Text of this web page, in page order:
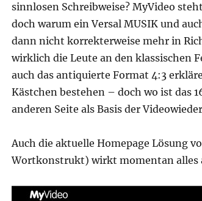
sinnlosen Schreibweise? MyVideo
doch warum ein Versal MUSIK und
dann nicht korrekterweise mehr in
wirklich die Leute an den klassischen
auch das antiquierte Format 4:3
Kästchen bestehen – doch wo ist das
anderen Seite als Basis der
Auch die aktuelle Homepage Lösung
Wortkonstrukt) wirkt momentan alles